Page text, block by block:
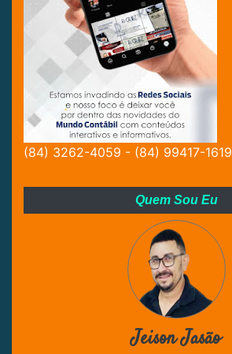
(84) 3262-4059 - (84) 99417-1619
Quem Sou Eu
Jeison Jasão